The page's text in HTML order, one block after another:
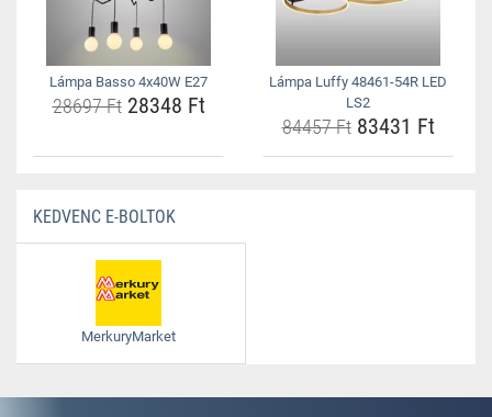
Lámpa Basso 4x40W E27
28697 Ft28348 Ft
Lámpa Luffy 48461-54R LED
LS2
84457 Ft83431 Ft
KEDVENC E-BOLTOK
MerkuryMarket